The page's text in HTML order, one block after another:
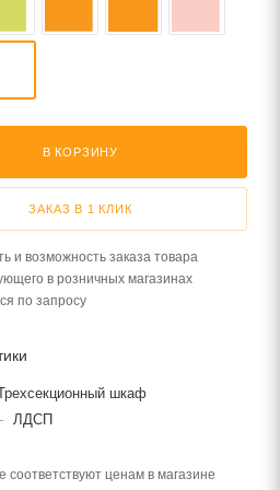
В КОРЗИНУ
ЗАКАЗ В 1 КЛИК
и возможность заказа товара
в розничных магазинах
по запросу
шкаф
ЛДСП
соответствуют ценам в магазине